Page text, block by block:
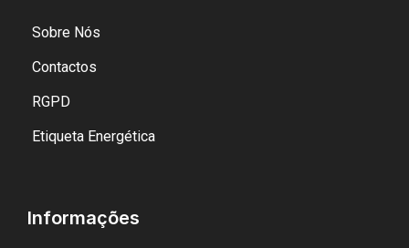
Sobre Nós
Contactos
RGPD
Etiqueta Energética
Informações